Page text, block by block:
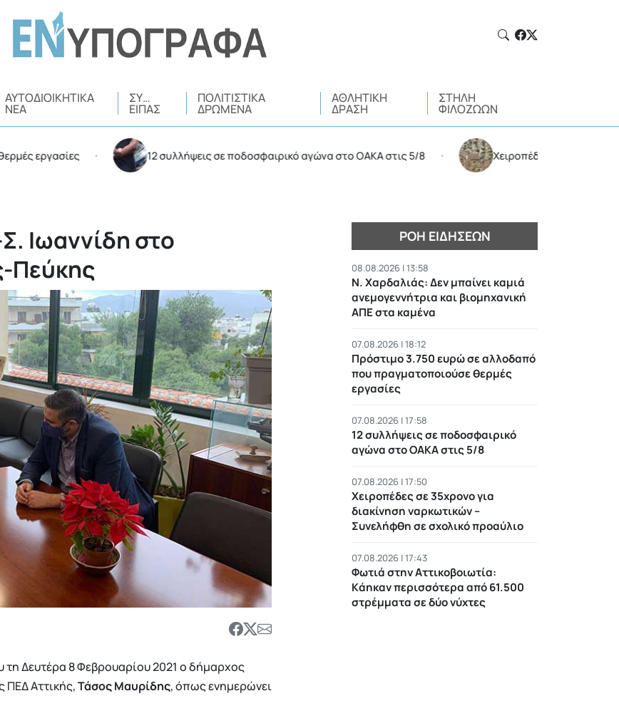
ΑΥΤΟΔΙΟΙΚΗΤΙΚΆ
ΝΈΑ
ΣΥ…
ΕΊΠΑΣ
ΠΟΛΙΤΙΣΤΙΚΆ
ΔΡΏΜΕΝΑ
ΑΘΛΗΤΙΚΉ
ΔΡΆΣΗ
ΣΤΉΛΗ
ΦΙΛΌΖΩΩΝ
• 12 συλλήψεις σε ποδοσφαιρικό αγώνα στο ΟΑΚΑ στις 5/8 • Χειροπέδες σε 35χρονο για
Ιωαννίδη στο
Πεύκης
τη Δευτέρα 8 Φεβρουαρίου 2021 ο δήμαρχος
ΠΕΔ Αττικής,Τάσος Μαυρίδης, όπως ενημερώνει
ΡΟΉ ΕΙΔΉΣΕΩΝ
08.08.2026 | 13:58
Ν. Χαρδαλιάς: Δεν μπαίνει καμιά
ανεμογεννήτρια και βιομηχανική
ΑΠΕ στα καμένα
07.08.2026 | 18:12
Πρόστιμο 3.750 ευρώ σε αλλοδαπό
που πραγματοποιούσε θερμές
εργασίες
07.08.2026 | 17:58
12 συλλήψεις σε ποδοσφαιρικό
αγώνα στο ΟΑΚΑ στις 5/8
07.08.2026 | 17:50
Χειροπέδες σε 35χρονο για
διακίνηση ναρκωτικών –
Συνελήφθη σε σχολικό προαύλιο
07.08.2026 | 17:43
Φωτιά στην Αττικοβοιωτία:
Kάηκαν περισσότερα από 61.500
στρέμματα σε δύο νύχτες